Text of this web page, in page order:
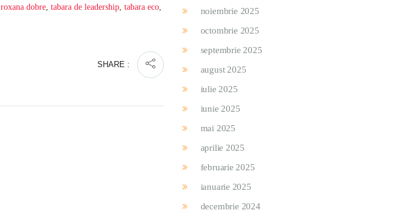
roxana dobre tabara de leadership tabara eco
SHARE :
noiembrie 2025
octombrie 2025
septembrie 2025
august 2025
iulie 2025
iunie 2025
mai 2025
aprilie 2025
februarie 2025
ianuarie 2025
decembrie 2024